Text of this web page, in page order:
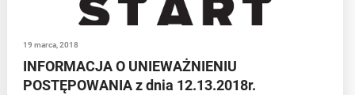
19 marca, 2018
INFORMACJA O UNIEWAŻNIENIU
POSTĘPOWANIA z dnia 12.13.2018r.